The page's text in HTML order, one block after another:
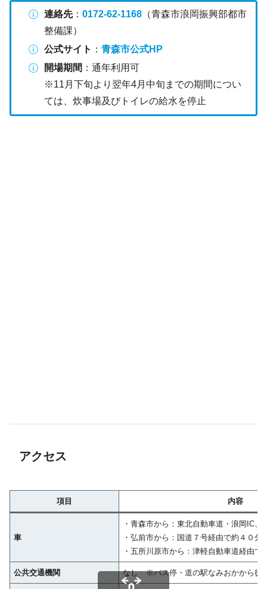
連絡先： 0172-62-1168（青森市浪岡振興部都市
整備課）
公式サイト ： 青森市公式HP
開場期間 ：通年利用可
※11月下旬より翌年4月中旬までの期間につい
ては、炊事場及びトイレの給水を停止
アクセス
項目 内容
車
・青森市から：東北自動車道・浪岡IC、
・弘前市から：国道７号経由で約４０分
・五所川原市から：津軽自動車道経由で
公共交通機関 なし ※バス停・道の駅なみおかから徒